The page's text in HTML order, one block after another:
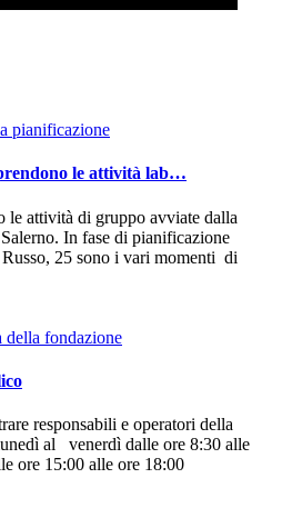
le attività lab…
le attività di gruppo avviate dalla
In fase di pianificazione
25 sono i vari momenti di
responsabili e operatori della
al venerdì dalle ore 8:30 alle
ore 15:00 alle ore 18:00